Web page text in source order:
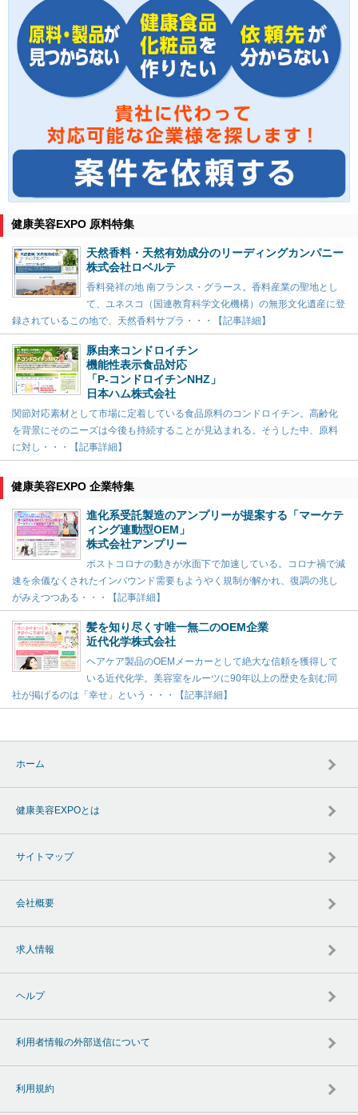
健康美容EXPO 原料特集
天然香料・天然有効成分のリーディングカンパニー
株式会社ロベルテ
香料発祥の地 南フランス・グラース。香料産業の聖地とし
て、ユネスコ（国連教育科学文化機構）の無形文化遺産に登
録されているこの地で、天然香料サプラ・・・【記事詳細】
豚由来コンドロイチン
機能性表示食品対応
「P-コンドロイチンNHZ」
日本ハム株式会社
関節対応素材として市場に定着している食品原料のコンドロイチン。高齢化
を背景にそのニーズは今後も持続することが見込まれる。そうした中、原料
に対し・・・【記事詳細】
健康美容EXPO 企業特集
進化系受託製造のアンプリーが提案する「マーケテ
ィング連動型OEM」
株式会社アンプリー
ポストコロナの動きが水面下で加速している。コロナ禍で減
速を余儀なくされたインバウンド需要もようやく規制が解かれ、復調の兆し
がみえつつある・・・【記事詳細】
髪を知り尽くす唯一無二のOEM企業
近代化学株式会社
ヘアケア製品のOEMメーカーとして絶大な信頼を獲得して
いる近代化学。美容室をルーツに90年以上の歴史を刻む同
社が掲げるのは「幸せ」という・・・【記事詳細】
ホーム
健康美容EXPOとは
サイトマップ
会社概要
求人情報
ヘルプ
利用者情報の外部送信について
利用規約